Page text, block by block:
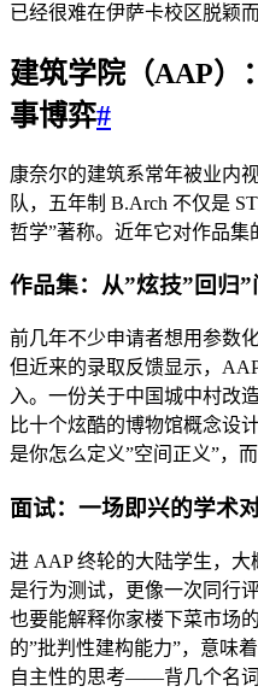
已经很难在伊萨卡校区脱颖而
建筑学院（AAP）
事博弈#
康奈尔的建筑系常年被业内
队，五年制 B.Arch 不仅是
哲学”著称。近年它对作品集
作品集：从”炫技”回归”
前几年不少申请者想用参数
但近来的录取反馈显示，
入。一份关于中国城中村改
比十个炫酷的博物馆概念设
是你怎么定义”空间正义”，
面试：一场即兴的学术
进 AAP 终轮的大陆学生，
是行为测试，更像一次同行
也要能解释你家楼下菜市场
的”批判性建构能力”，意味
自主性的思考——背几个名词